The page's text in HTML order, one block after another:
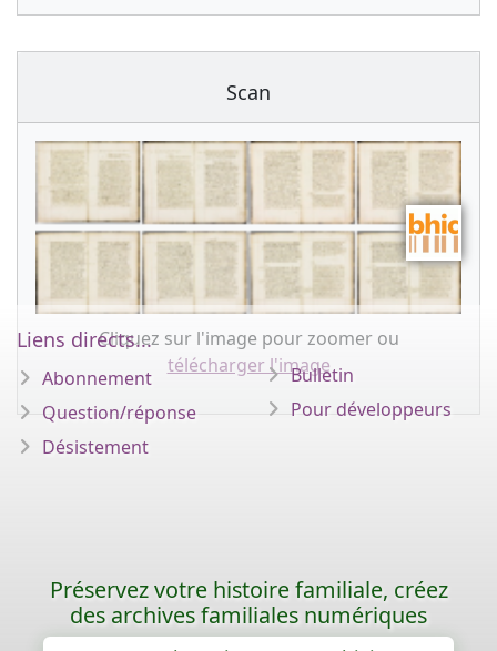
Scan
Cliquez sur l'image pour zoomer ou
télécharger l'image
Liens directs...
Abonnement
Question/réponse
Désistement
Bulletin
Pour développeurs
Préservez votre histoire familiale, créez
des archives familiales numériques